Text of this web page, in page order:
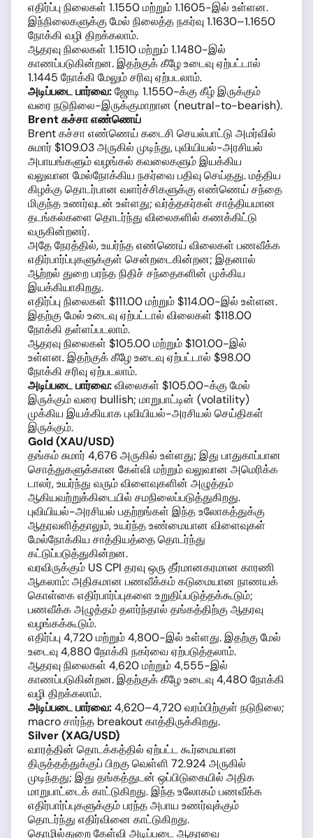
எதிர்ப்பு நிலைகள் 1.1550 மற்றும் 1.1605-இல் உள்ளன.
இந்நிலைகளுக்கு மேல் நிலைத்த நகர்வு 1.1630–1.1650
நோக்கி வழி திறக்கலாம்.
ஆதரவு நிலைகள் 1.1510 மற்றும் 1.1480-இல்
காணப்படுகின்றன. இதற்குக் கீழே உடைவு ஏற்பட்டால்
1.1445 நோக்கி மேலும் சரிவு ஏற்படலாம்.
அடிப்படை பார்வை:ஜோடி 1.1550-க்கு கீழ் இருக்கும்
வரை நடுநிலை-இருக்குமாறான (neutral-to-bearish).
Brent கச்சா எண்ணெய்
Brent கச்சா எண்ணெய் கடைசி செயல்பாட்டு அமர்வில்
சுமார் $109.03 அருகில் முடிந்து, புவியியல்-அரசியல்
அபாயங்களும் வழங்கல் கவலைகளும் இயக்கிய
வலுவான மேல்நோக்கிய நகர்வை பதிவு செய்தது. மத்திய
கிழக்கு தொடர்பான வளர்ச்சிகளுக்கு எண்ணெய் சந்தை
மிகுந்த உணர்வுடன் உள்ளது; வர்த்தகர்கள் சாத்தியமான
தடங்கல்களை தொடர்ந்து விலைகளில் கணக்கிட்டு
வருகின்றனர்.
அதே நேரத்தில், உயர்ந்த எண்ணெய் விலைகள் பணவீக்க
எதிர்பார்ப்புகளுக்குள் சென்றடைகின்றன; இதனால்
ஆற்றல் துறை பரந்த நிதிச் சந்தைகளின் முக்கிய
இயக்கியாகிறது.
எதிர்ப்பு நிலைகள் $111.00 மற்றும் $114.00-இல் உள்ளன.
இதற்கு மேல் உடைவு ஏற்பட்டால் விலைகள் $118.00
நோக்கி தள்ளப்படலாம்.
ஆதரவு நிலைகள் $105.00 மற்றும் $101.00-இல்
உள்ளன. இதற்குக் கீழே உடைவு ஏற்பட்டால் $98.00
நோக்கி சரிவு ஏற்படலாம்.
அடிப்படை பார்வை:விலைகள் $105.00-க்கு மேல்
இருக்கும் வரை bullish; மாறுபாட்டின் (volatility)
முக்கிய இயக்கியாக புவியியல்-அரசியல் செய்திகள்
இருக்கும்.
Gold (XAU/USD)
தங்கம் சுமார் 4,676 அருகில் உள்ளது; இது பாதுகாப்பான
சொத்துகளுக்கான கேள்வி மற்றும் வலுவான அமெரிக்க
டாலர், உயர்ந்து வரும் விளைவுகளின் அழுத்தம்
ஆகியவற்றுக்கிடையில் சமநிலைப்படுத்துகிறது.
புவியியல்-அரசியல் பதற்றங்கள் இந்த உலோகத்துக்கு
ஆதரவளித்தாலும், உயர்ந்த உண்மையான விளைவுகள்
மேல்நோக்கிய சாத்தியத்தை தொடர்ந்து
கட்டுப்படுத்துகின்றன.
வரவிருக்கும் US CPI தரவு ஒரு தீர்மானகரமான காரணி
ஆகலாம்: அதிகமான பணவீக்கம் கடுமையான நாணயக்
கொள்கை எதிர்பார்ப்புகளை உறுதிப்படுத்தக்கூடும்;
பணவீக்க அழுத்தம் தளர்ந்தால் தங்கத்திற்கு ஆதரவு
வழங்கக்கூடும்.
எதிர்ப்பு 4,720 மற்றும் 4,800-இல் உள்ளது. இதற்கு மேல்
உடைவு 4,880 நோக்கி நகர்வை ஏற்படுத்தலாம்.
ஆதரவு நிலைகள் 4,620 மற்றும் 4,555-இல்
காணப்படுகின்றன. இதற்குக் கீழே உடைவு 4,480 நோக்கி
வழி திறக்கலாம்.
அடிப்படை பார்வை:4,620–4,720 வரம்பிற்குள் நடுநிலை;
macro சார்ந்த breakout காத்திருக்கிறது.
Silver (XAG/USD)
வாரத்தின் தொடக்கத்தில் ஏற்பட்ட கூர்மையான
திருத்தத்துக்குப் பிறகு வெள்ளி 72.924 அருகில்
முடிந்தது; இது தங்கத்துடன் ஒப்பிடுகையில் அதிக
மாறுபாட்டைக் காட்டுகிறது. இந்த உலோகம் பணவீக்க
எதிர்பார்ப்புகளுக்கும் பரந்த அபாய உணர்வுக்கும்
தொடர்ந்து எதிர்வினை காட்டுகிறது.
தொழில்துறை கேள்வி அடிப்படை ஆதரவை